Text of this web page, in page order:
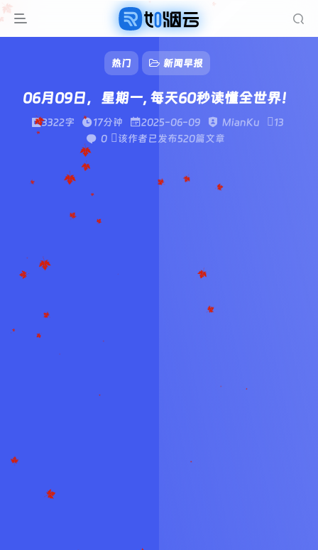
热门 新闻早报
06月09日，星期一, 每天60秒读懂全世界！
3322字 17分钟 2025-06-09 MianKu
13
0
该作者已发布520篇文章